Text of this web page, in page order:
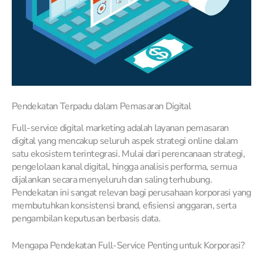
Pendekatan Terpadu dalam Pemasaran Digital
Full-service digital marketing adalah layanan pemasaran
digital yang mencakup seluruh aspek strategi online dalam
satu ekosistem terintegrasi. Mulai dari perencanaan strategi,
pengelolaan kanal digital, hingga analisis performa, semua
dijalankan secara menyeluruh dan saling terhubung.
Pendekatan ini sangat relevan bagi perusahaan korporasi yang
membutuhkan konsistensi brand, efisiensi anggaran, serta
pengambilan keputusan berbasis data.
Mengapa Pendekatan Full-Service Penting untuk Korporasi?